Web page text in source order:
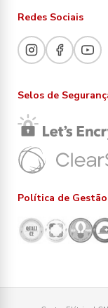
Redes Sociais
Selos de
Política de